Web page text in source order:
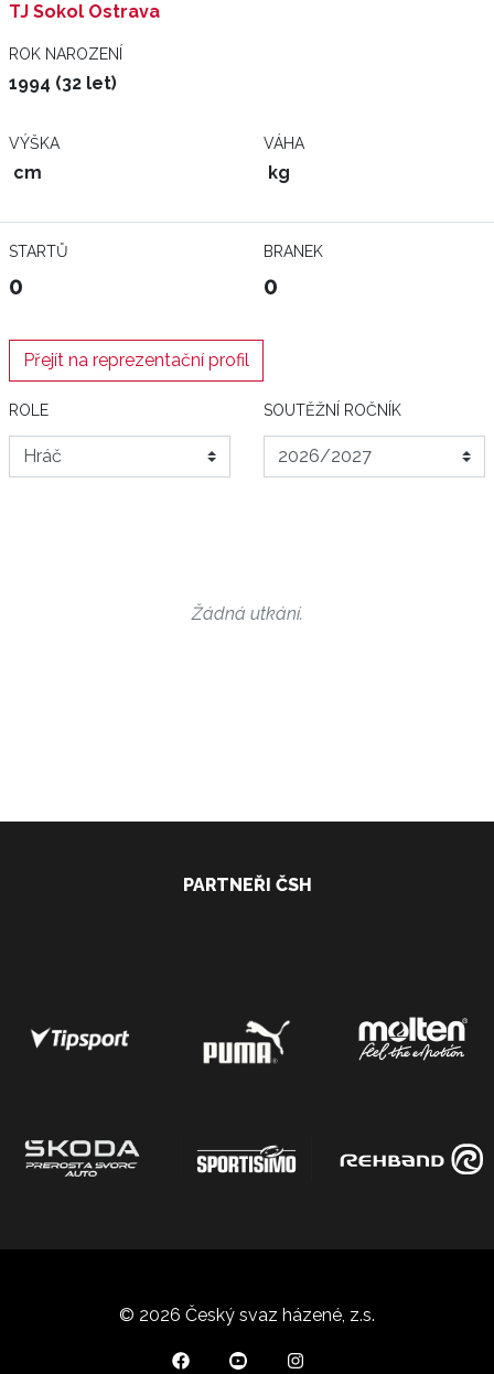
TJ Sokol Ostrava
ROK NAROZENÍ
1994 (32 let)
VÝŠKA
cm
VÁHA
kg
STARTŮ
0
BRANEK
0
Přejít na reprezentační profil
ROLE SOUTĚŽNÍ ROČNÍK
Žádná utkání.
PARTNEŘI ČSH
© 2026 Český svaz házené, z.s.